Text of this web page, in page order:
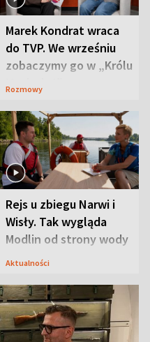
Marek Kondrat wraca
do TVP. We wrześniu
zobaczymy go w „Królu
Maciusiu I”
Rozmowy
Rejs u zbiegu Narwi i
Wisły. Tak wygląda
Modlin od strony wody
Aktualności